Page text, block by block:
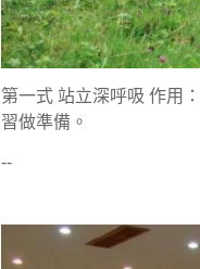
第一式 站立深呼吸 作用
習做準備。
--